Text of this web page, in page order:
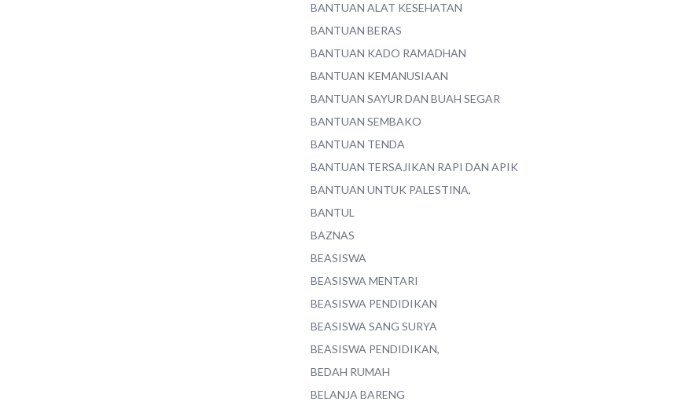
BANTUAN ALAT KESEHATAN
BANTUAN BERAS
BANTUAN KADO RAMADHAN
BANTUAN KEMANUSIAAN
BANTUAN SAYUR DAN BUAH SEGAR
BANTUAN SEMBAKO
BANTUAN TENDA
BANTUAN TERSAJIKAN RAPI DAN APIK
BANTUAN UNTUK PALESTINA,
BANTUL
BAZNAS
BEASISWA
BEASISWA MENTARI
BEASISWA PENDIDIKAN
BEASISWA SANG SURYA
BEASISWA PENDIDIKAN,
BEDAH RUMAH
BELANJA BARENG